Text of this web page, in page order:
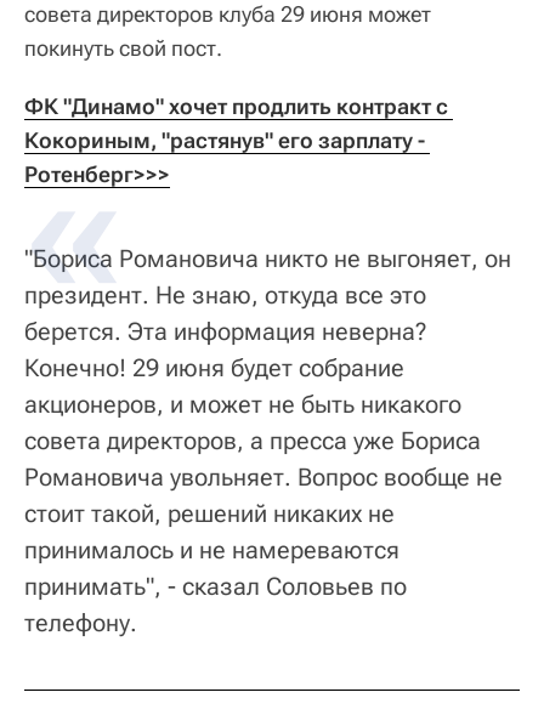
совета директоров клуба 29 июня может
покинуть свой пост.
ФК "Динамо" хочет продлить контракт с
Кокориным, "растянув" его зарплату -
Ротенберг>>>
"Бориса Романовича никто не выгоняет, он
президент. Не знаю, откуда все это
берется. Эта информация неверна?
Конечно! 29 июня будет собрание
акционеров, и может не быть никакого
совета директоров, а пресса уже Бориса
Романовича увольняет. Вопрос вообще не
стоит такой, решений никаких не
принималось и не намереваются
принимать", - сказал Соловьев по
телефону.